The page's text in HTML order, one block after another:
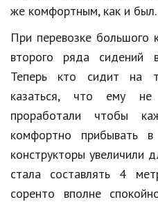
же комфортным, как и был.
При перевозке большого
второго ряда сидений
Теперь кто сидит на
казаться, что ему не
проработали чтобы
комфортно прибывать
конструкторы увеличили
стала составлять 4
соренто вполне